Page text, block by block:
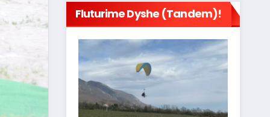
Fluturime Dyshe (tandem)!